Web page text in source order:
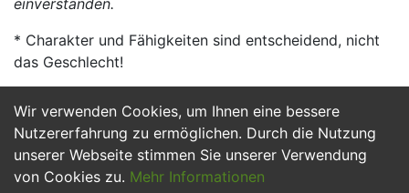
Wir verwenden Cookies, um Ihnen eine bessere
Nutzererfahrung zu ermöglichen. Durch die Nutzung
unserer Webseite stimmen Sie unserer Verwendung
von Cookies zu. Mehr Informationen
einverstanden.
* Charakter und Fähigkeiten sind entscheidend, nicht
das Geschlecht!
Jetzt Bewerben